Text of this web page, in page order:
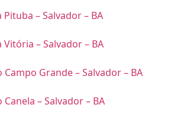
– Salvador – BA
– Salvador – BA
Grande – Salvador – BA
– Salvador – BA